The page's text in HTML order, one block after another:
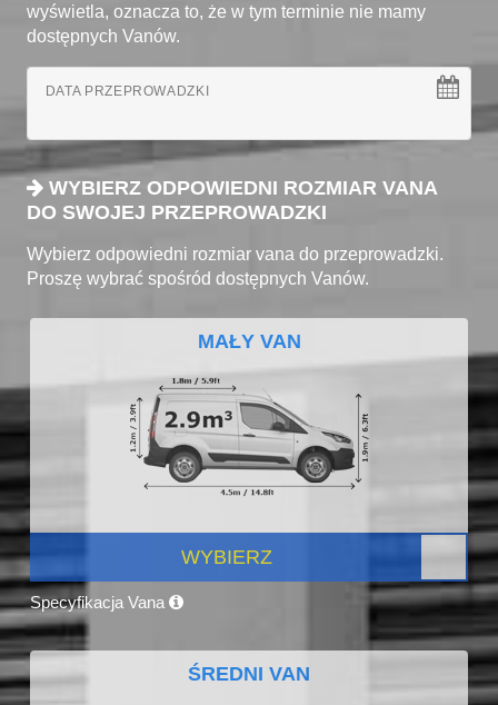
wyświetla, oznacza to, że w tym terminie nie mamy
dostępnych Vanów.
DATA PRZEPROWADZKI
WYBIERZ ODPOWIEDNI ROZMIAR VANA
DO SWOJEJ PRZEPROWADZKI
Wybierz odpowiedni rozmiar vana do przeprowadzki.
Proszę wybrać spośród dostępnych Vanów.
MAŁY VAN
WYBIERZ
Specyfikacja Vana
ŚREDNI VAN